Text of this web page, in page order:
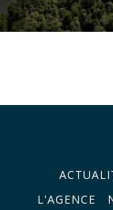
L'AGENCE